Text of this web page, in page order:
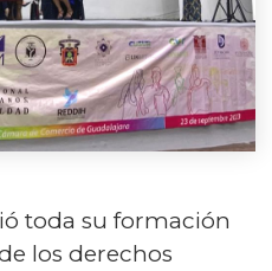
toda su formación
los derechos